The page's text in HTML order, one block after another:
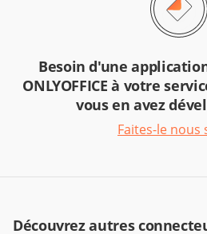
Besoin d'une
ONLYOFFICE à votre
vous en avez
Faites-le nous
Découvrez autres